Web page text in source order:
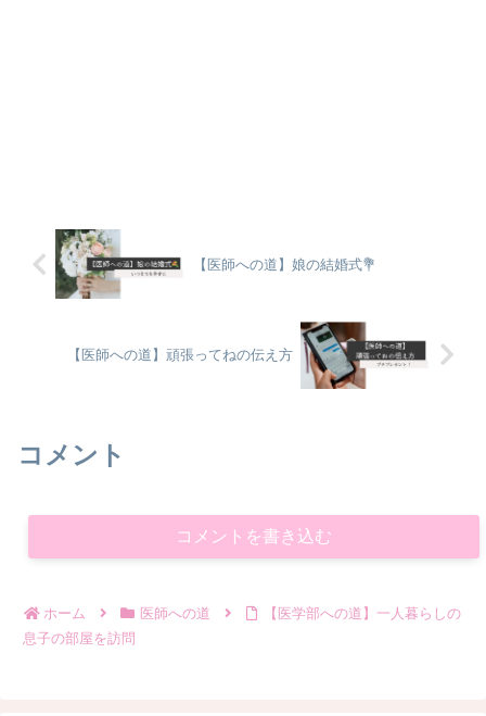
【医師への道】娘の結婚式💐
【医師への道】頑張ってねの伝え方
コメント
コメントを書き込む
ホーム 医師への道
【医学部への道】一人暮らしの
息子の部屋を訪問